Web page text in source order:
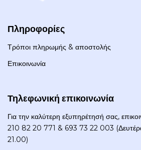
Πληροφορίες
Τρόποι πληρωμής & αποστολής
Επικοινωνία
Τηλεφωνική επικοινωνία
Για την καλύτερη εξυπηρέτησή σας,
210 82 20 771 & 693 73 22 003
21.00)